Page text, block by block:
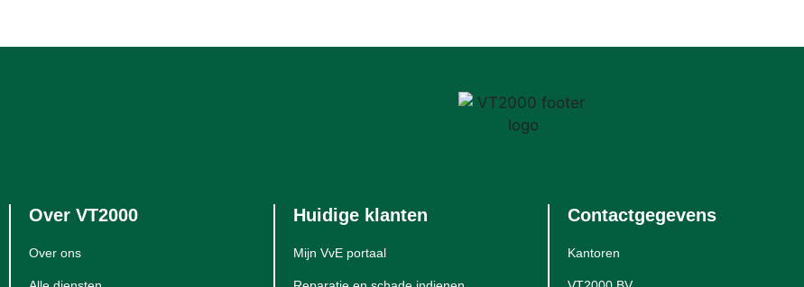
Over VT2000
Over ons
Huidige klanten
Mijn VvE portaal
Contactgegevens
Kantoren